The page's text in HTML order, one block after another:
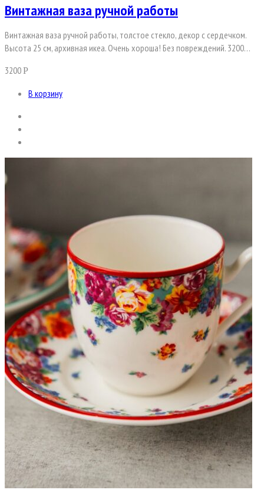
Винтажная ваза ручной работы
Винтажная ваза ручной работы, толстое стекло, декор с сердечком.
Высота 25 см, архивная икеа. Очень хороша! Без повреждений. 3200…
3200Р
В корзину